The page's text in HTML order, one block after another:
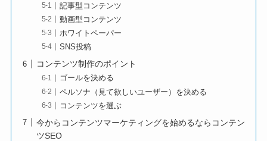
記事型コンテンツ
動画型コンテンツ
ホワイトペーパー
SNS投稿
コンテンツ制作のポイント
ゴールを決める
ペルソナ（見て欲しいユーザー）を決める
コンテンツを選ぶ
今からコンテンツマーケティングを始めるならコンテン
ツSEO